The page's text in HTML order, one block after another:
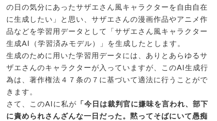
の日の気分にあったサザエさん風キャラクターを自由自在
に生成したい」と思い、サザエさんの漫画作品やアニメ作
品などを学習用データとして「サザエさん風キャラクター
生成AI（学習済みモデル）」を生成したとします。
生成のために用いた学習用データには、ありとあらゆるサ
ザエさんのキャラクターが入っていますが、このAI生成行
為は、著作権法４７条の７に基づいて適法に行うことがで
きます。
さて、このAIに私が 「今日は裁判官に嫌味を言われ、部下
に責められさんざんな一日だった。黙ってそばにいて愚痴